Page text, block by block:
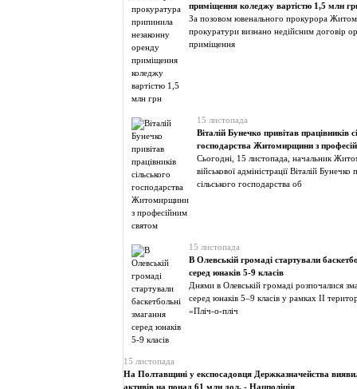
приміщення коледжу вартістю 1,5 млн
За позовом ювенального прокурора
прокуратури визнано недійсним договір
приміщення
15 листопада
Віталій Бунечко привітав працівників
господарства Житомирщини з
Сьогодні, 15 листопада, начальник
військової адміністрації Віталій Бунечко
сільського господарства об
15 листопада
В Олевській громаді стартували
серед юнаків 5-9 класів
Днями в Олевській громаді розпочалися
серед юнаків 5–9 класів у рамках II
«Пліч-о-пліч
15 листопада
На Полтавщині у експосадовця Держказначейства
активів на понад 61 млн дол, - Нацполіція